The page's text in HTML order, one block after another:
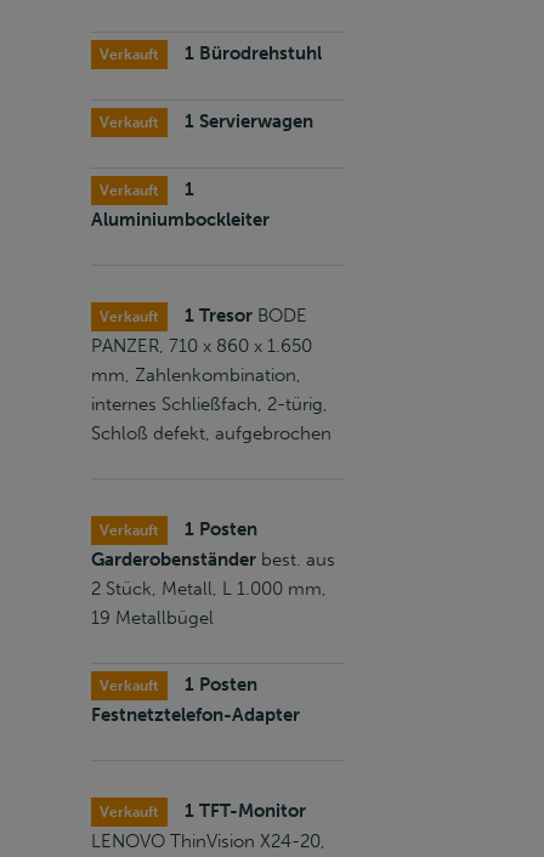
Verkauft 1 Bürodrehstuhl
Verkauft 1 Servierwagen
Verkauft
1
Aluminiumbockleiter
Verkauft 1 Tresor BODE
PANZER, 710 x 860 x 1.650
mm, Zahlenkombination,
internes Schließfach, 2-türig,
Schloß defekt, aufgebrochen
Verkauft
1 Posten
Garderobenständer best. aus
2 Stück, Metall, L 1.000 mm,
19 Metallbügel
Verkauft
1 Posten
Festnetztelefon-Adapter
Verkauft
1 TFT-Monitor
LENOVO ThinVision X24-20,